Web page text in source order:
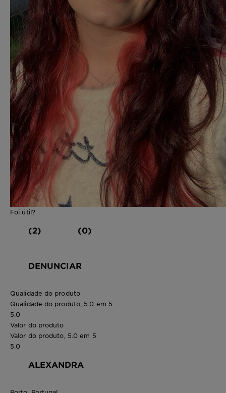
Foi útil?
(2) (0)
DENUNCIAR
Qualidade do produto
Qualidade do produto, 5.0 em 5
5.0
Valor do produto
Valor do produto, 5.0 em 5
5.0
ALEXANDRA